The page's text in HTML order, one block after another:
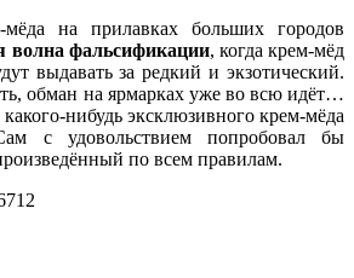
мёда на прилавках больших городов
волна фальсификации, когда крем-мёд
выдавать за редкий и экзотический.
обман на ярмарках уже во всю идёт…
нибудь эксклюзивного крем-мёда
с удовольствием попробовал бы
по всем правилам.